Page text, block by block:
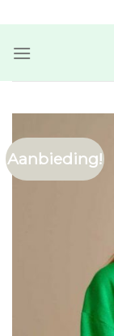
to
content
Aanbieding!